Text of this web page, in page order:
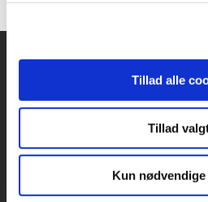
Tillad alle
Tillad
Kun
Forlaget Carlsen
1120 København K